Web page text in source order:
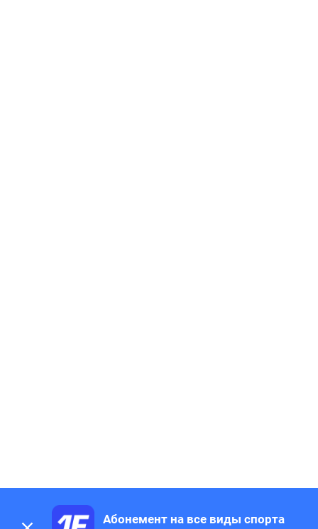
Абонемент на все виды спорта